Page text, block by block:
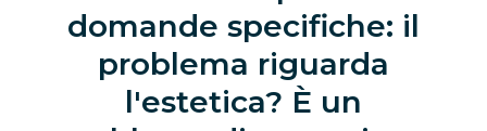
domande specifiche: il
problema riguarda
l'estetica? È un